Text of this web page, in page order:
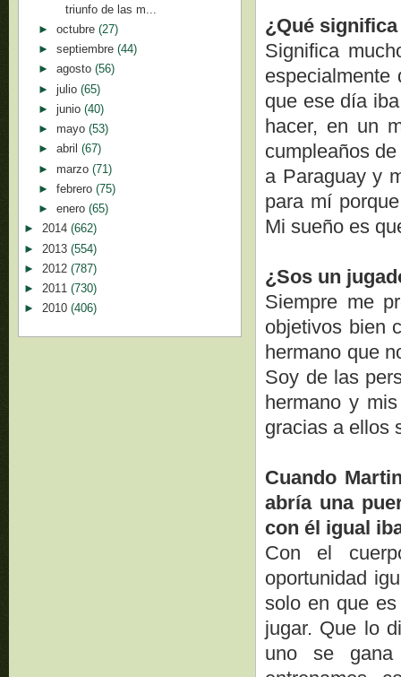
¿Qué
Significa
que ese día
hacer, en un
cumpleaños
a Paraguay y
para mí
Mi sueño es
¿Sos un
Siempre me
objetivos bien
hermano que
Soy de las
hermano y
gracias a ellos
Cuando
abría una
con él igual
Con el
oportunidad
solo en que
jugar. Que lo
uno se
triunfo de las m...
► octubre (27)
► septiembre (44)
► agosto (56)
► julio (65)
► junio (40)
► mayo (53)
► abril (67)
► marzo (71)
► febrero (75)
► enero (65)
► 2014 (662)
► 2013 (554)
► 2012 (787)
► 2011 (730)
► 2010 (406)